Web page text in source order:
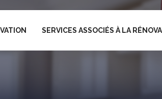
SERVICES ASSOCIÉS À LA